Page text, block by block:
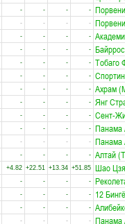
- - - -
- - - -
- - - -
- - - -
- - - - Тобаго
- - - -
- - - - Ахрам
- - - - Янг
- - - - Сент-
- - - - Панама
- - - - Панама
- - - - Алтай
+4.82 +22.51 +13.34 +51.85 Шао
- - - -
- - - - 12
- - - -
- - - - Панама